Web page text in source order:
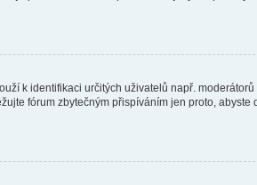
k identifikaci určitých uživatelů např.
fórum zbytečným přispíváním jen proto, abyste